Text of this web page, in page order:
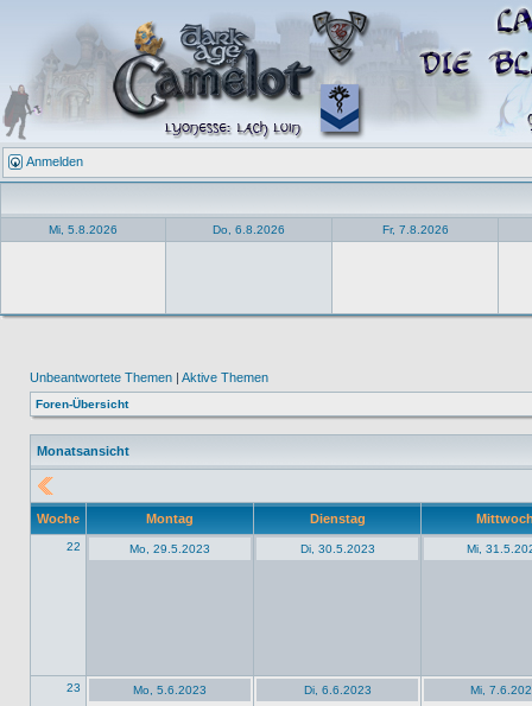
Anmelden
Mi, 5.8.2026 Do, 6.8.2026 Fr, 7.8.2026
Unbeantwortete Themen | Aktive Themen
Foren-Übersicht
Monatsansicht
Woche Montag Dienstag
22 Mo, 29.5.2023 Di, 30.5.2023 Mi,
23 Mo, 5.6.2023 Di, 6.6.2023 Mi,